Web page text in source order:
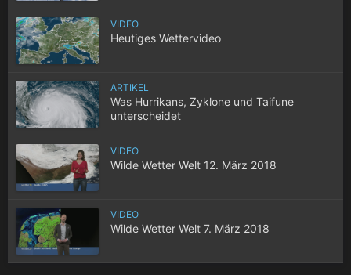
VIDEO
Heutiges Wettervideo
ARTIKEL
Was Hurrikans, Zyklone und Taifune
unterscheidet
VIDEO
Wilde Wetter Welt 12. März 2018
VIDEO
Wilde Wetter Welt 7. März 2018